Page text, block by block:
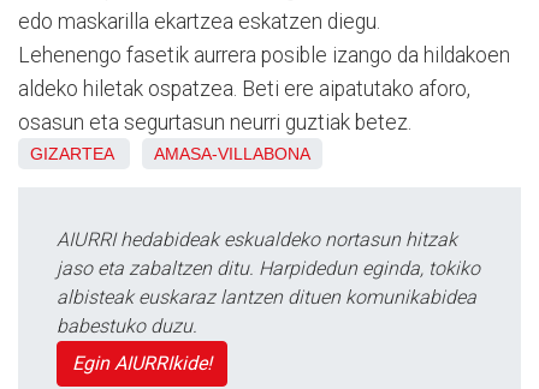
edo maskarilla ekartzea eskatzen diegu.
Lehenengo fasetik aurrera posible izango da hildakoen
aldeko hiletak ospatzea. Beti ere aipatutako aforo,
osasun eta segurtasun neurri guztiak betez.
GIZARTEA AMASA-VILLABONA
AIURRI hedabideak eskualdeko nortasun hitzak
jaso eta zabaltzen ditu. Harpidedun eginda, tokiko
albisteak euskaraz lantzen dituen komunikabidea
babestuko duzu.
Egin AIURRIkide!